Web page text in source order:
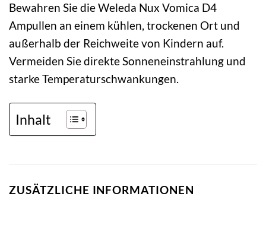
Bewahren Sie die Weleda Nux Vomica D4
Ampullen an einem kühlen, trockenen Ort und
außerhalb der Reichweite von Kindern auf.
Vermeiden Sie direkte Sonneneinstrahlung und
starke Temperaturschwankungen.
Inhalt
ZUSÄTZLICHE INFORMATIONEN